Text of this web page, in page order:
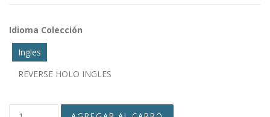
Idioma Colección
Ingles
REVERSE HOLO INGLES